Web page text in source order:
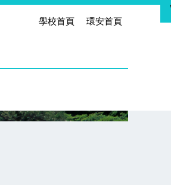
學校首頁 環安首頁